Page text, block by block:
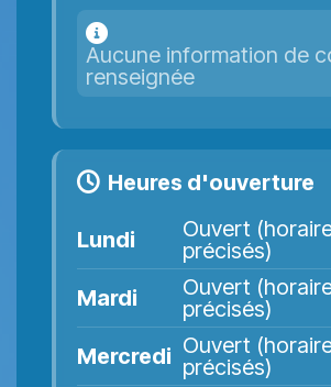
Aucune information de
renseignée
Heures d'ouverture
Lundi
Ouvert
précisés)
Mardi
Ouvert
précisés)
Mercredi Ouvert
précisés)